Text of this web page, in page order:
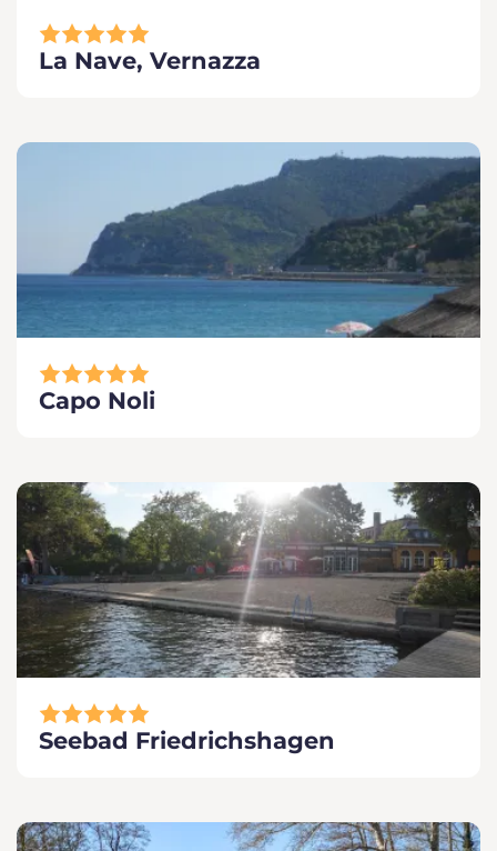
La Nave, Vernazza
Capo Noli
Seebad Friedrichshagen